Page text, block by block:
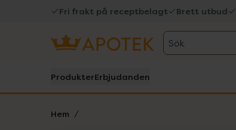
Fri frakt på receptbelagt Brett utbud
Sök
ProdukterErbjudanden
Hem